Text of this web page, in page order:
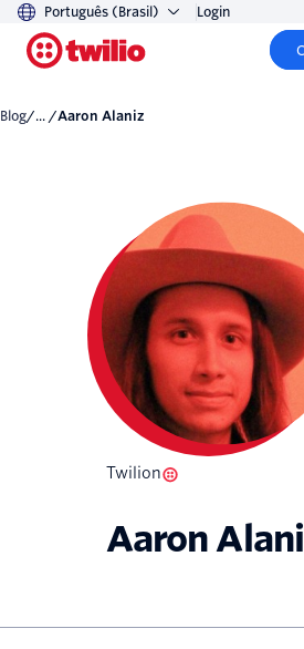
Português (Brasil) Login
Blog/... / Aaron Alaniz
Twilion
Aaron